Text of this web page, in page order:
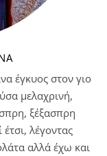
έγκυος στον γιο
μελαχρινή,
ξέξασπρη
λέγοντας
αλλά έχω και